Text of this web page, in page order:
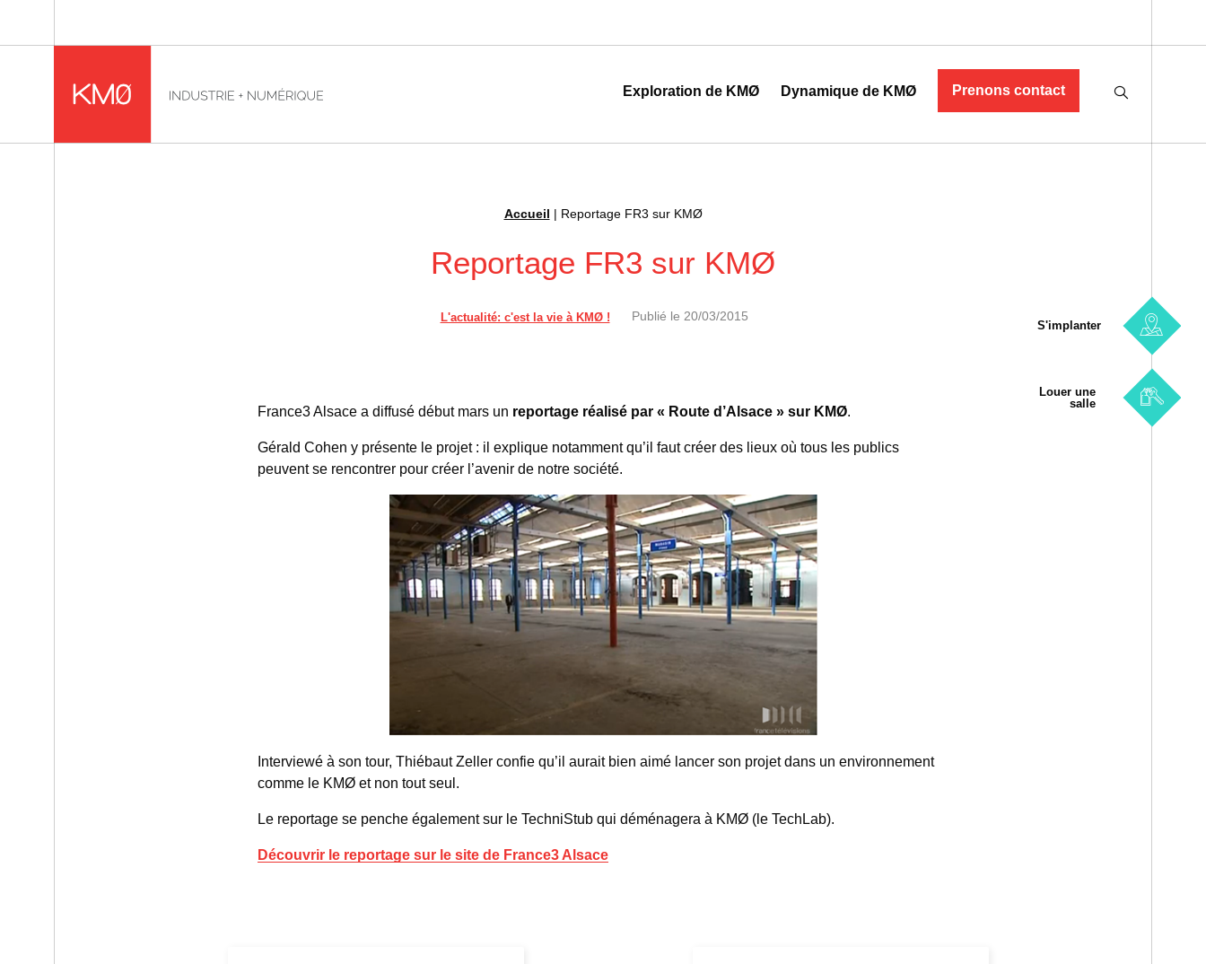
Exploration de KMØ Dynamique de KMØ Prenons contact
Accueil | Reportage FR3 sur KMØ
Reportage FR3 sur KMØ
L'actualité: c'est la vie à KMØ ! Publié le 20/03/2015
France3 Alsace a diffusé début mars un reportage réalisé par « Route d’Alsace » sur KMØ.
Gérald Cohen y présente le projet : il explique notamment qu’il faut créer des lieux où tous les publics
peuvent se rencontrer pour créer l’avenir de notre société.
Interviewé à son tour, Thiébaut Zeller confie qu’il aurait bien aimé lancer son projet dans un environnement
comme le KMØ et non tout seul.
Le reportage se penche également sur le TechniStub qui déménagera à KMØ (le TechLab).
Découvrir le reportage sur le site de France3 Alsace
S'implanter
Louer une
salle